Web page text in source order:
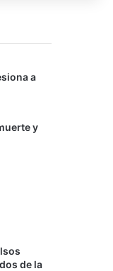
a
y
de la